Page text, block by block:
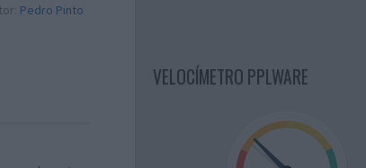
Pedro Pinto
VELOCÍMETRO PPLWARE